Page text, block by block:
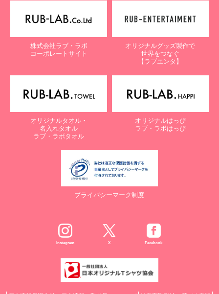
株式会社ラブ・ラボ
コーポレートサイト
オリジナルグッズ製作で
世界をつなぐ
【ラブエンタ】
オリジナルタオル・
名入れタオル
ラブ・ラボタオル
オリジナルはっぴ
ラブ・ラボはっぴ
プライバシーマーク制度
Instagram X Facebook